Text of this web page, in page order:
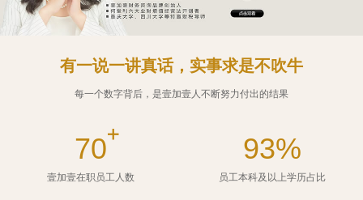
有一说一讲真话，实事求是不吹牛
每一个数字背后，是壹加壹人不断努力付出的结果
70
壹加壹在职员工人数
93%
员工本科及以上学历占比